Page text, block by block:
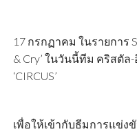
17 กรกฏาคม ในรายการ
& Cry’ ในวันนี้ทีม คริสตั
‘CIRCUS’
เพื่อให้เข้ากับธีมการแข่ง